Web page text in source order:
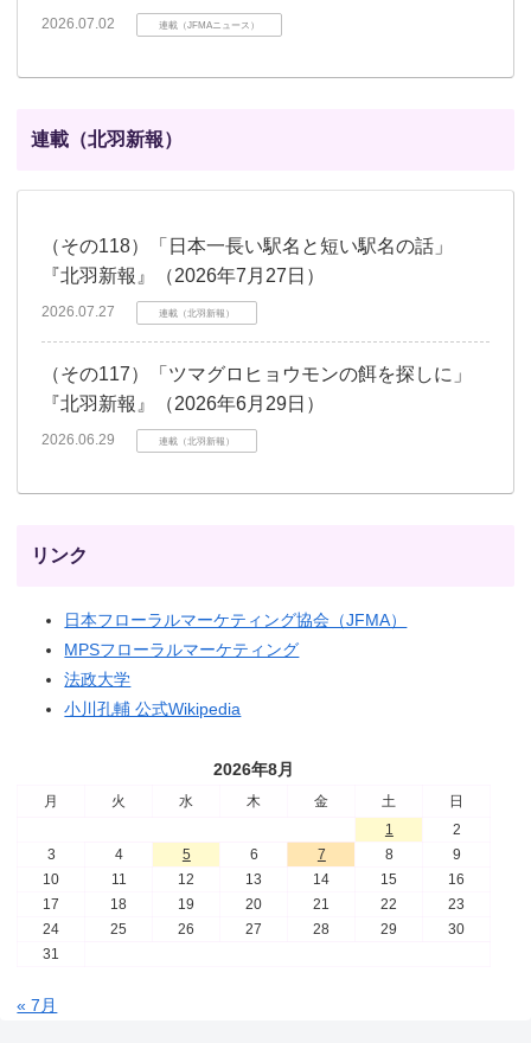
2026.07.02 連載（JFMAニュース）
連載（北羽新報）
（その118）「日本一長い駅名と短い駅名の話」
『北羽新報』（2026年7月27日）
2026.07.27 連載（北羽新報）
（その117）「ツマグロヒョウモンの餌を探しに」
『北羽新報』（2026年6月29日）
2026.06.29 連載（北羽新報）
リンク
日本フローラルマーケティング協会（JFMA）
MPSフローラルマーケティング
法政大学
小川孔輔 公式Wikipedia
2026年8月
月 火 水 木 金 土
日
1
2
3
4 5 6 7 8
9
10
11 12 13 14 15
16
17
18 19 20 21 22
23
24
25 26 27 28 29
30
31
« 7月